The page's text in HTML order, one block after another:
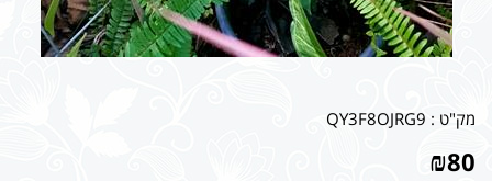
מק"ט : QY3F8OJRG9
₪80